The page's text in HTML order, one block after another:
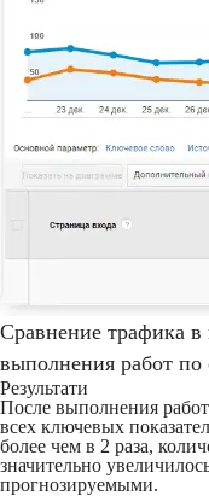
Сравнение трафика в
выполнения работ
Результати
После выполнения
всех ключевых
более чем в 2 раза,
значительно
прогнозируемыми.